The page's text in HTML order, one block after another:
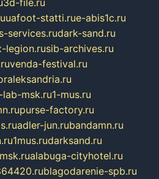
uafoot-statti.rue-abis1c.ru
services.rudark-sand.ru
legion.rusib-archives.ru
venda-festival.ru
lab-msk.ru1-mus.ru
purse-factory.ru
adler-jun.rubandamn.ru
1mus.rudarksand.ru
alabuga-cityhotel.ru
blagodarenie-spb.ru